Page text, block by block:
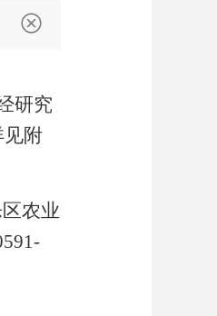

研究
见附
农业